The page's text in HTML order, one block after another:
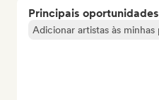
Principais oportunidades
Adicionar artistas às